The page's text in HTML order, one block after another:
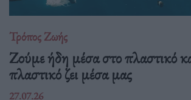
Τρόπος Ζωής
Ζούμε ήδη μέσα στο πλαστικό
πλαστικό ζει μέσα μας
27.07.26